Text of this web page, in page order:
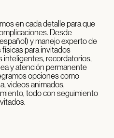
en cada detalle para que
Desde
y manejo experto de
para invitados
inteligentes, recordatorios,
y atención permanente
opciones como
videos animados,
todo con seguimiento